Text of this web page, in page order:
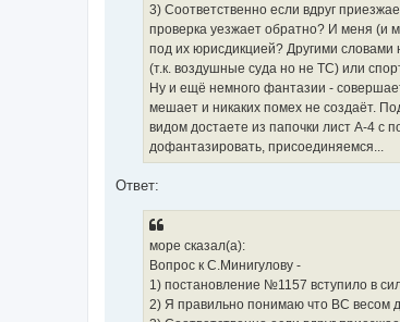
3) Соответственно если вдруг
проверка уезжает обратно? И меня (и
под их юрисдикцией? Другими
(т.к. воздушные суда но не ТС) или
Ну и ещё немного фантазии -
мешает и никаких помех не создаёт.
видом достаете из папочки лист А-4 с
дофантазировать, присоединяемся...
Ответ:
море сказал(а):
Вопрос к С.Минигулову -
1) постановление №1157 вступило в
2) Я правильно понимаю что ВС весом